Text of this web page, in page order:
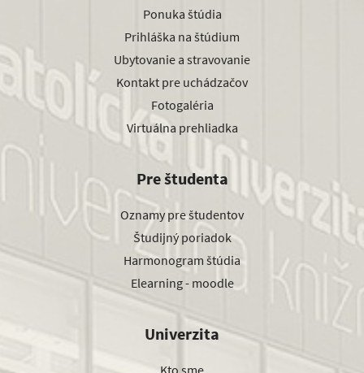
Ponuka štúdia
Prihláška na štúdium
Ubytovanie a stravovanie
Kontakt pre uchádzačov
Fotogaléria
Virtuálna prehliadka
Pre študenta
Oznamy pre študentov
Študijný poriadok
Harmonogram štúdia
Elearning - moodle
Univerzita
Kto sme